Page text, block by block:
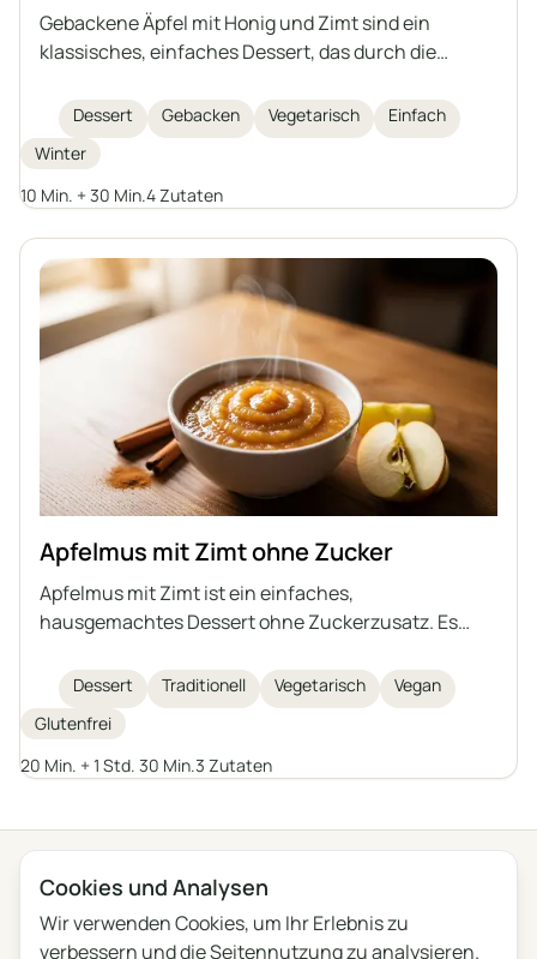
Gebackene Äpfel mit Honig und Zimt sind ein
klassisches, einfaches Dessert, das durch die
Gewürze und das zarte, saftige Innere begeistert.
Dieses Rezept ist schnell zubereitet und eignet sich
hervorragend für winterliche Abende oder als
leichter Nachtisch bei einem Treffen mit Freunden.
auch gesund, leicht verdaulich und sehen im
Ganzen serviert besonders ansprechend aus.
Dessert Gebacken Vegetarisch
Einfach
Winter
10 Min. + 30 Min.4 Zutaten
Apfelmus mit Zimt ohne Zucker
Apfelmus mit Zimt ist ein einfaches,
hausgemachtes Dessert ohne Zuckerzusatz. Es
verschiedenen Gerichten. Man kann es auf Vorrat
zubereiten und über längere Zeit aufbewahren.
Dessert Traditionell Vegetarisch
Vegan
Glutenfrei
20 Min. + 1 Std. 30 Min.3 Zutaten
← Alle Kategorien
DatenschutzNutzungsbedingungen BlogFeedback
Cookies und Analysen
Wir verwenden Cookies, um Ihr Erlebnis zu
verbessern und die Seitennutzung zu analysieren.